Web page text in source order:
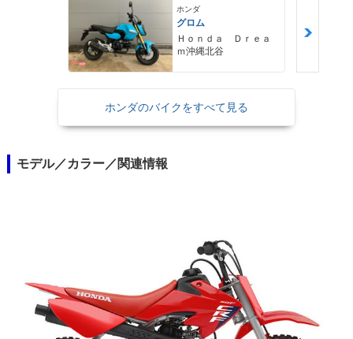
ホンダ
グロム
Ｈｏｎｄａ Ｄｒｅａ
ｍ沖縄北谷
ホンダのバイクをすべて見る
モデル／カラー／関連情報